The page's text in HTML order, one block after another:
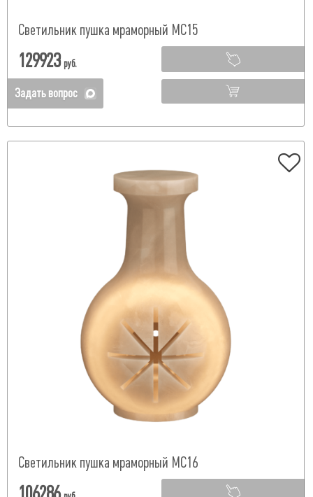
Светильник пушка мраморный МС15
129923 руб.
Задать вопрос
Светильник пушка мраморный МС16